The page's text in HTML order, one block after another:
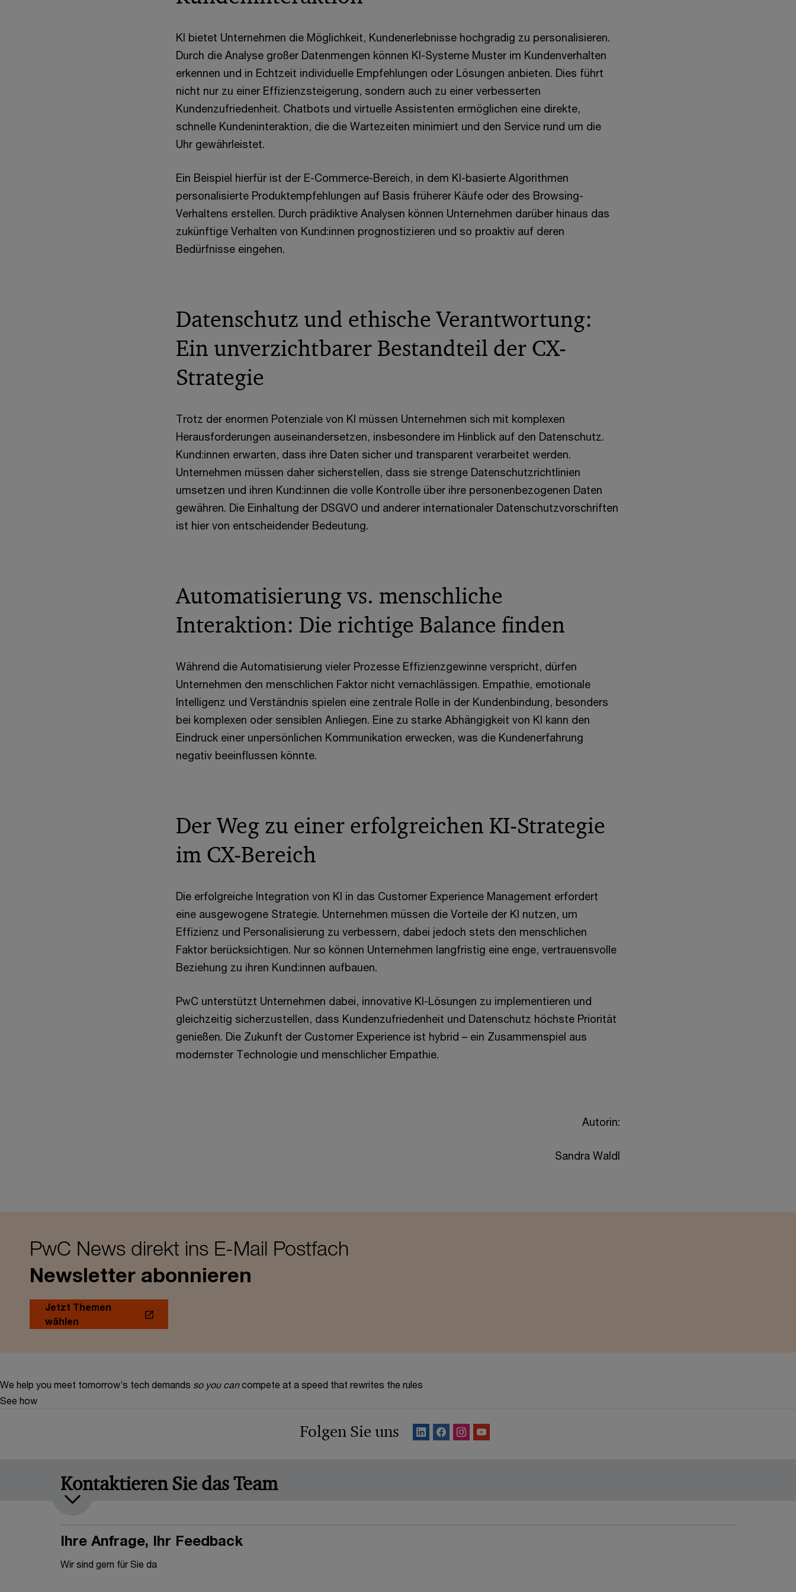
KI bietet Unternehmen die Möglichkeit, Kundenerlebnisse hochgradig zu personalisieren.
Durch die Analyse großer Datenmengen können KI-Systeme Muster im Kundenverhalten
erkennen und in Echtzeit individuelle Empfehlungen oder Lösungen anbieten. Dies führt
nicht nur zu einer Effizienzsteigerung, sondern auch zu einer verbesserten
Kundenzufriedenheit. Chatbots und virtuelle Assistenten ermöglichen eine direkte,
schnelle Kundeninteraktion, die die Wartezeiten minimiert und den Service rund um die
Uhr gewährleistet.
Ein Beispiel hierfür ist der E-Commerce-Bereich, in dem KI-basierte Algorithmen
personalisierte Produktempfehlungen auf Basis früherer Käufe oder des Browsing-
Verhaltens erstellen. Durch prädiktive Analysen können Unternehmen darüber hinaus das
zukünftige Verhalten von Kund:innen prognostizieren und so proaktiv auf deren
Bedürfnisse eingehen.
Datenschutz und ethische Verantwortung:
Ein unverzichtbarer Bestandteil der CX-
Strategie
Trotz der enormen Potenziale von KI müssen Unternehmen sich mit komplexen
Herausforderungen auseinandersetzen, insbesondere im Hinblick auf den Datenschutz.
Kund:innen erwarten, dass ihre Daten sicher und transparent verarbeitet werden.
Unternehmen müssen daher sicherstellen, dass sie strenge Datenschutzrichtlinien
umsetzen und ihren Kund:innen die volle Kontrolle über ihre personenbezogenen Daten
gewähren. Die Einhaltung der DSGVO und anderer internationaler Datenschutzvorschriften
ist hier von entscheidender Bedeutung.
Automatisierung vs. menschliche
Interaktion: Die richtige Balance finden
Während die Automatisierung vieler Prozesse Effizienzgewinne verspricht, dürfen
Unternehmen den menschlichen Faktor nicht vernachlässigen. Empathie, emotionale
Intelligenz und Verständnis spielen eine zentrale Rolle in der Kundenbindung, besonders
bei komplexen oder sensiblen Anliegen. Eine zu starke Abhängigkeit von KI kann den
Eindruck einer unpersönlichen Kommunikation erwecken, was die Kundenerfahrung
negativ beeinflussen könnte.
Der Weg zu einer erfolgreichen KI-Strategie
im CX-Bereich
Die erfolgreiche Integration von KI in das Customer Experience Management erfordert
eine ausgewogene Strategie. Unternehmen müssen die Vorteile der KI nutzen, um
Effizienz und Personalisierung zu verbessern, dabei jedoch stets den menschlichen
Faktor berücksichtigen. Nur so können Unternehmen langfristig eine enge, vertrauensvolle
Beziehung zu ihren Kund:innen aufbauen.
PwC unterstützt Unternehmen dabei, innovative KI-Lösungen zu implementieren und
gleichzeitig sicherzustellen, dass Kundenzufriedenheit und Datenschutz höchste Priorität
genießen. Die Zukunft der Customer Experience ist hybrid – ein Zusammenspiel aus
modernster Technologie und menschlicher Empathie.
Autorin:
Sandra Waldl
PwC News direkt ins E-Mail Postfach
Newsletter abonnieren
Jetzt Themen
wählen
We help you meet tomorrow’s tech demands so you can compete at a speed that rewrites the rules
See how
Folgen Sie uns
Kontaktieren Sie das Team
Ihre Anfrage, Ihr Feedback
Wir sind gern für Sie da